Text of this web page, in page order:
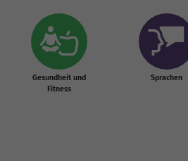
Gesundheit und
Fitness
Sprachen